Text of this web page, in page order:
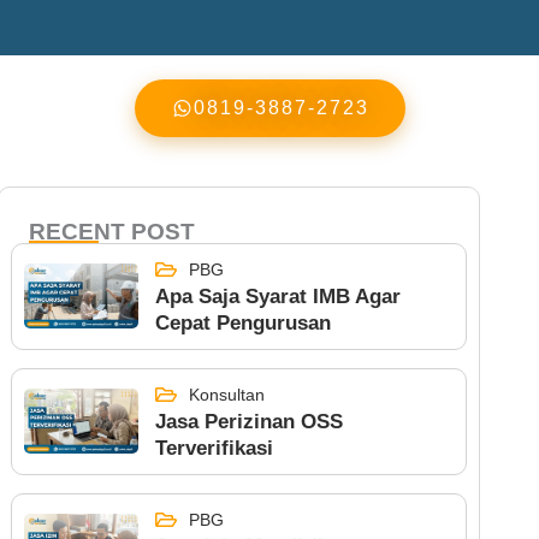
0819-3887-2723
RECENT POST
PBG
Apa Saja Syarat IMB Agar
Cepat Pengurusan
Konsultan
Jasa Perizinan OSS
Terverifikasi
PBG